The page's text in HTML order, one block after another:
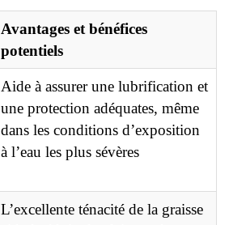
Avantages et bénéfices
potentiels
Aide à assurer une lubrification et
une protection adéquates, même
dans les conditions d’exposition
à l’eau les plus sévères
L’excellente ténacité de la graisse